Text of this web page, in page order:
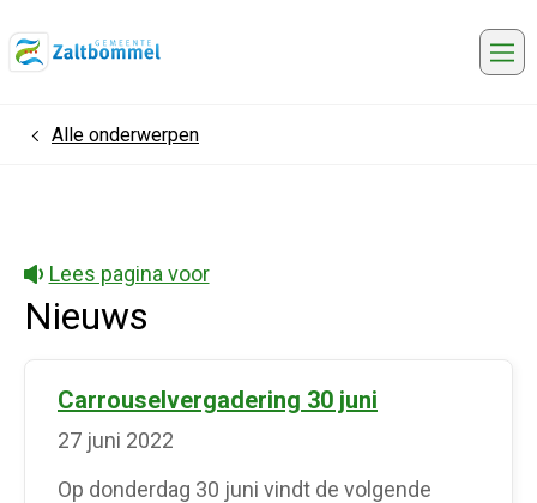
HomeAlle onderwerpen
Lees pagina voor
Nieuws
Carrouselvergadering 30 juni
27 juni 2022
Op donderdag 30 juni vindt de volgende